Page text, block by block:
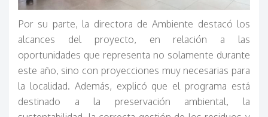
Por su parte, la directora de Ambiente destacó los
alcances del proyecto, en relación a las
oportunidades que representa no solamente durante
este año, sino con proyecciones muy necesarias para
la localidad. Además, explicó que el programa está
destinado a la preservación ambiental, la